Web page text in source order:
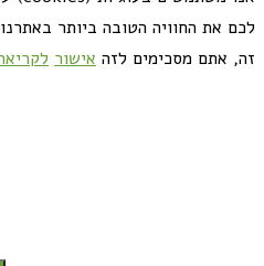
לכם את החוויה הטובה ביותר
זה, אתם מסכימים לזה אישור